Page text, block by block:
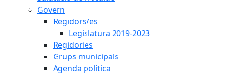
Govern
Regidors/es
Legislatura 2019-2023
Regidories
Grups municipals
Agenda política